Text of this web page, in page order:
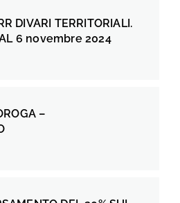
DIVARI TERRITORIALI.
AL 6 novembre 2024
–